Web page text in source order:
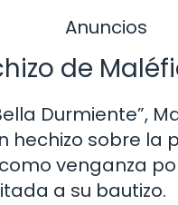
Anuncios
de
Durmiente”,
hechizo sobre la
venganza
a su bautizo.